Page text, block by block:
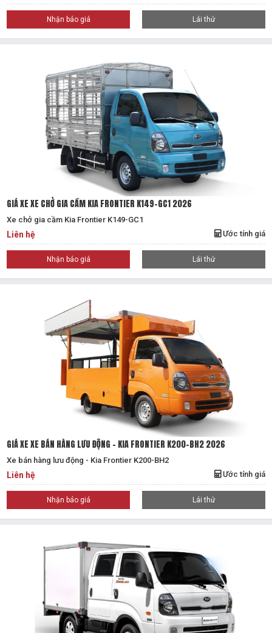
Nhận báo giá Lái thử
GIÁ XE XE CHỞ GIA CẦM KIA FRONTIER K149-GC1 2026
Xe chở gia cầm Kia Frontier K149-GC1
Liên hệ Ước tính giá
Nhận báo giá Lái thử
GIÁ XE XE BÁN HÀNG LƯU ĐỘNG - KIA FRONTIER K200-BH2 2026
Xe bán hàng lưu động - Kia Frontier K200-BH2
Liên hệ Ước tính giá
Nhận báo giá Lái thử